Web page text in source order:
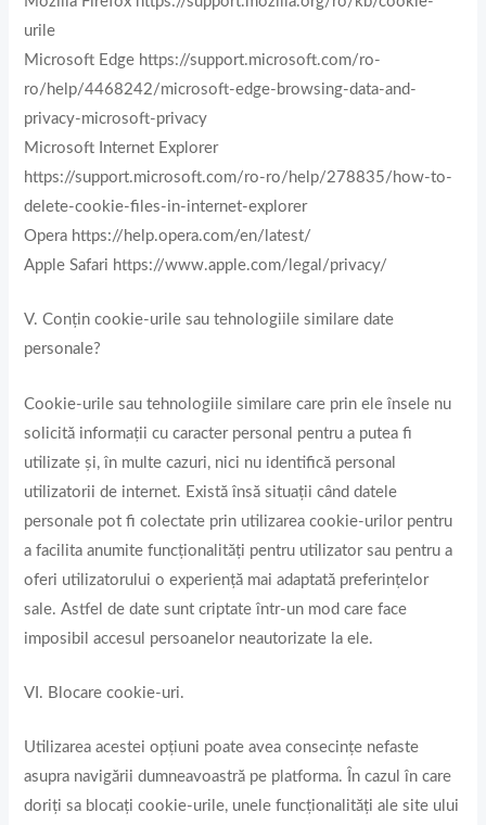
urile
Microsoft Edge https://support.microsoft.com/ro-
ro/help/4468242/microsoft-edge-browsing-data-and-
privacy-microsoft-privacy
Microsoft Internet Explorer
https://support.microsoft.com/ro-ro/help/278835/how-to-
delete-cookie-files-in-internet-explorer
Opera https://help.opera.com/en/latest/
Apple Safari https://www.apple.com/legal/privacy/
V. Conțin cookie-urile sau tehnologiile similare date
personale?
Cookie-urile sau tehnologiile similare care prin ele însele nu
solicită informații cu caracter personal pentru a putea fi
utilizate și, în multe cazuri, nici nu identifică personal
utilizatorii de internet. Există însă situații când datele
personale pot fi colectate prin utilizarea cookie-urilor pentru
a facilita anumite funcționalități pentru utilizator sau pentru a
oferi utilizatorului o experiență mai adaptată preferințelor
sale. Astfel de date sunt criptate într-un mod care face
imposibil accesul persoanelor neautorizate la ele.
VI. Blocare cookie-uri.
Utilizarea acestei opțiuni poate avea consecințe nefaste
asupra navigării dumneavoastră pe platforma. În cazul în care
doriți sa blocați cookie-urile, unele funcționalități ale site ului